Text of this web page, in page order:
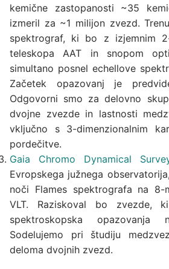
kemične zastopanosti ~35
izmeril za ~1 milijon zvezd.
spektrograf, ki bo z izjemnim
teleskopa AAT in snopom
simultano posnel echellove
Začetek opazovanj je
Odgovorni smo za delovno
dvojne zvezde in lastnosti
vključno s 3-dimenzionalnim
pordečitve.
Gaia Chromo Dynamical
Evropskega južnega
noči Flames spektrografa na 8-
VLT. Raziskoval bo zvezde,
spektroskopska
Sodelujemo pri študiju
deloma dvojnih zvezd.